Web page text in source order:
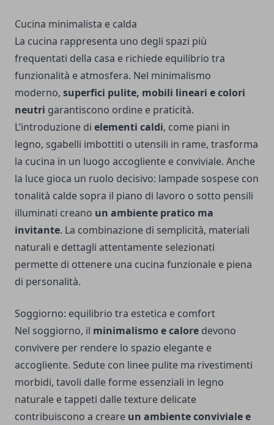
Cucina minimalista e calda
La cucina rappresenta uno degli spazi più
frequentati della casa e richiede equilibrio tra
funzionalità e atmosfera. Nel minimalismo
moderno, superfici pulite, mobili lineari e colori
neutri garantiscono ordine e praticità.
L’introduzione di elementi caldi, come piani in
legno, sgabelli imbottiti o utensili in rame, trasforma
la cucina in un luogo accogliente e conviviale. Anche
la luce gioca un ruolo decisivo: lampade sospese con
tonalità calde sopra il piano di lavoro o sotto pensili
illuminati creano un ambiente pratico ma
invitante. La combinazione di semplicità, materiali
naturali e dettagli attentamente selezionati
permette di ottenere una cucina funzionale e piena
di personalità.
Soggiorno: equilibrio tra estetica e comfort
Nel soggiorno, il minimalismo e calore devono
convivere per rendere lo spazio elegante e
accogliente. Sedute con linee pulite ma rivestimenti
morbidi, tavoli dalle forme essenziali in legno
naturale e tappeti dalle texture delicate
contribuiscono a creare un ambiente conviviale e